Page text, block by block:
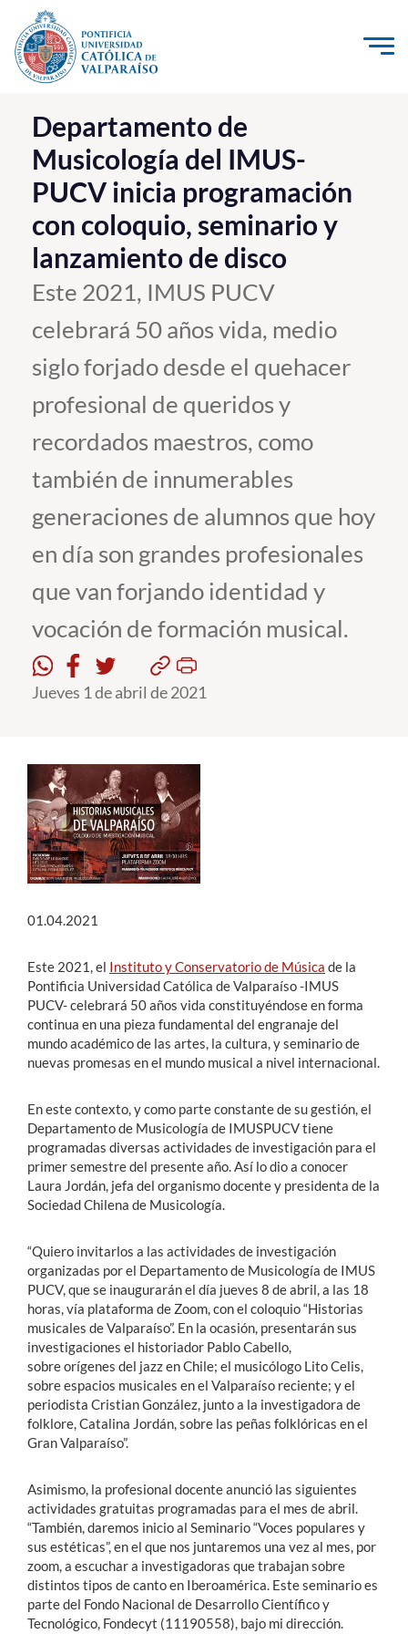
Click acá para ir directamente al contenido
La Universidad
Investigación, Creación e Innovación
PUCV Internacional
Vinculación con el Medio
Admisión
Pregrado
Postgrado
Formación Continua
Académicos
Funcionarios
Alumni
English
Departamento de
Musicología del IMUS-
PUCV inicia programación
con coloquio, seminario y
lanzamiento de disco
Este 2021, IMUS PUCV
celebrará 50 años vida, medio
siglo forjado desde el quehacer
profesional de queridos y
recordados maestros, como
también de innumerables
generaciones de alumnos que hoy
en día son grandes profesionales
que van forjando identidad y
vocación de formación musical.
Jueves 1 de abril de 2021
01.04.2021
Este 2021, el Instituto y Conservatorio de Música de la
Pontificia Universidad Católica de Valparaíso -IMUS
PUCV- celebrará 50 años vida constituyéndose en forma
continua en una pieza fundamental del engranaje del
mundo académico de las artes, la cultura, y seminario de
nuevas promesas en el mundo musical a nivel internacional.
En este contexto, y como parte constante de su gestión, el
Departamento de Musicología de IMUSPUCV tiene
programadas diversas actividades de investigación para el
primer semestre del presente año. Así lo dio a conocer
Laura Jordán, jefa del organismo docente y presidenta de la
Sociedad Chilena de Musicología.
“Quiero invitarlos a las actividades de investigación
organizadas por el Departamento de Musicología de IMUS
PUCV, que se inaugurarán el día jueves 8 de abril, a las 18
horas, vía plataforma de Zoom, con el coloquio “Historias
musicales de Valparaíso”. En la ocasión, presentarán sus
investigaciones el historiador Pablo Cabello,
sobre orígenes del jazz en Chile; el musicólogo Lito Celis,
sobre espacios musicales en el Valparaíso reciente; y el
periodista Cristian González, junto a la investigadora de
folklore, Catalina Jordán, sobre las peñas folklóricas en el
Gran Valparaíso”.
Asimismo, la profesional docente anunció las siguientes
actividades gratuitas programadas para el mes de abril.
“También, daremos inicio al Seminario “Voces populares y
sus estéticas”, en el que nos juntaremos una vez al mes, por
zoom, a escuchar a investigadoras que trabajan sobre
distintos tipos de canto en Iberoamérica. Este seminario es
parte del Fondo Nacional de Desarrollo Científico y
Tecnológico, Fondecyt (11190558), bajo mi dirección.